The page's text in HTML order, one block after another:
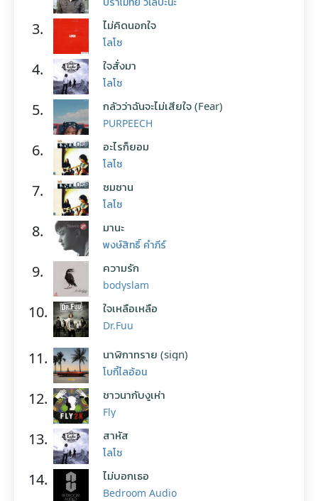
3. ไม่คิดนอกใจ
โลโซ
4. ใจสั่งมา
โลโซ
5. กลัวว่าฉันจะไม่เสียใจ (Fear)
PURPEECH
6. อะไรก็ยอม
โลโซ
7. ซมซาน
โลโซ
8. มานะ
พงษ์สิทธิ์ คำภีร์
9. ความรัก
bodyslam
10. ใจเหลือเหลือ
Dr.Fuu
11. นาฬิกาทราย (sign)
โบกี้ไลอ้อน
12. ชาวนากับงูเห่า
Fly
13. สาหัส
โลโซ
14. ไม่บอกเธอ
Bedroom Audio